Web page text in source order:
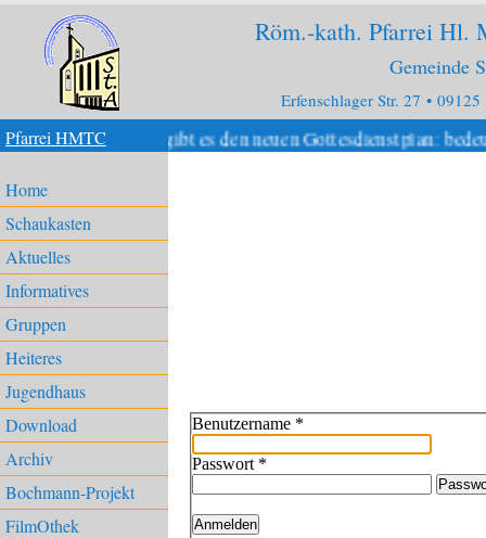
Röm.-kath. Pfarrei Hl.
Gemeinde
Erfenschlager Str. 27 •
Pfarrei HMTC
Ab Juli 2026 gibt es den neuen Gottesdienstplan: bedeutet
Home
Schaukasten
Aktuelles
Informatives
Gruppen
Heiteres
Jugendhaus
Download
Archiv
Bochmann-Projekt
FilmOthek
Benutzername *
Passwort *
Anmelden